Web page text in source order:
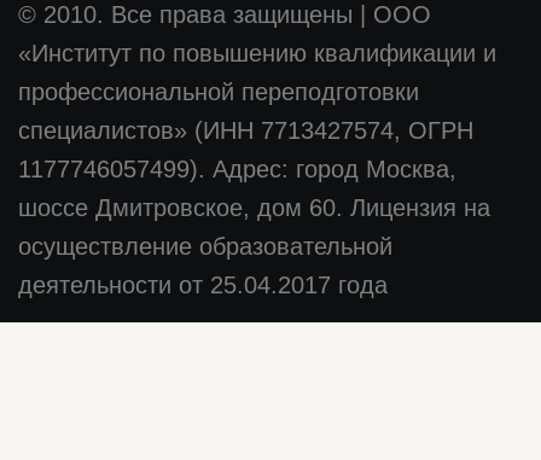
© 2010. Все права защищены
ООО
«Институт по повышению квалификации и
профессиональной переподготовки
специалистов» (ИНН 7713427574, ОГРН
1177746057499). Адрес: город Москва,
шоссе Дмитровское, дом 60. Лицензия на
осуществление образовательной
деятельности от 25.04.2017 года